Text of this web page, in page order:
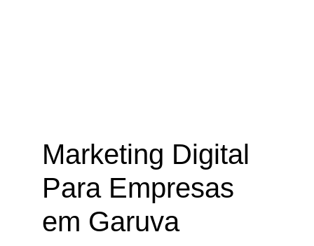
Marketing Digital
Para Empresas
em Garuva